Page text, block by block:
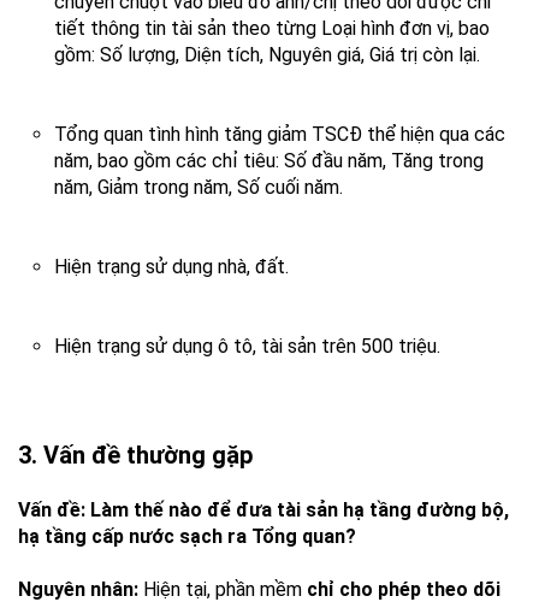
tiết thông tin tài sản theo từng Loại hình đơn vị, bao
gồm: Số lượng, Diện tích, Nguyên giá, Giá trị còn lại.
Tổng quan tình hình tăng giảm TSCĐ thể hiện qua các
năm, bao gồm các chỉ tiêu: Số đầu năm, Tăng trong
năm, Giảm trong năm, Số cuối năm.
Hiện trạng sử dụng nhà, đất.
Hiện trạng sử dụng ô tô, tài sản trên 500 triệu.
3. Vấn đề thường gặp
Vấn đề: Làm thế nào để đưa tài sản hạ tầng đường bộ,
hạ tầng cấp nước sạch ra Tổng quan?
Nguyên nhân: Hiện tại, phần mềm chỉ cho phép theo dõi